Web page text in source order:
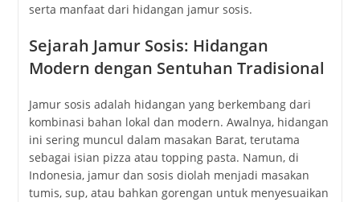
serta manfaat dari hidangan jamur sosis.
Sejarah Jamur Sosis: Hidangan
Modern dengan Sentuhan Tradisional
Jamur sosis adalah hidangan yang berkembang dari
kombinasi bahan lokal dan modern. Awalnya, hidangan
ini sering muncul dalam masakan Barat, terutama
sebagai isian pizza atau topping pasta. Namun, di
Indonesia, jamur dan sosis diolah menjadi masakan
tumis, sup, atau bahkan gorengan untuk menyesuaikan